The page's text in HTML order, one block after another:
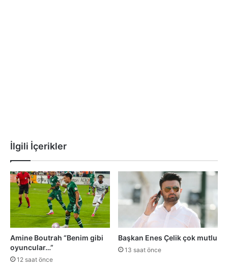
İlgili İçerikler
Amine Boutrah “Benim gibi
oyuncular…”
12 saat önce
Başkan Enes Çelik çok mutlu
13 saat önce